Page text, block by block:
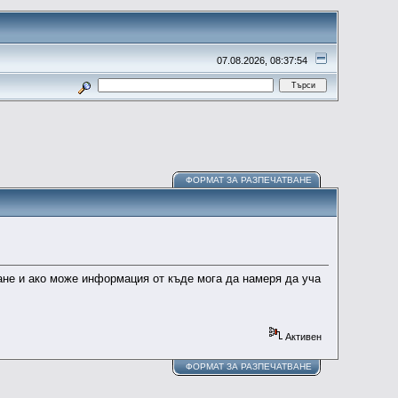
07.08.2026, 08:37:54
ФОРМАТ ЗА РАЗПЕЧАТВАНЕ
и ако може информация от къде мога да намеря да уча
Активен
ФОРМАТ ЗА РАЗПЕЧАТВАНЕ